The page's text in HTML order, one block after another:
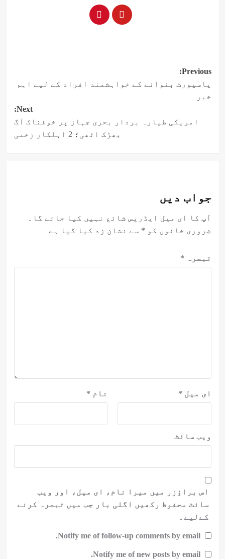
Post
navigation
Previous:
پاسپورٹ بنوانے کے خواہشمند افراد کے لیے اہم
خبر
Next:
امریکی طیارہ بردار بحری جہاز پر خوفناک آگ
بھڑک اٹھی؛ 2 اہلکار زخمی
جواب دیں
آپ کا ای میل ایڈریس شائع نہیں کیا جائے گا۔
ضروری خانوں کو * سے نشان زد کیا گیا ہے
تبصرہ *
نام * ای میل *
ویب‌ سائٹ
اس براؤزر میں میرا نام، ای میل، اور ویب
سائٹ محفوظ رکھیں اگلی بار جب میں تبصرہ کرنے
کےلیے۔
Notify me of follow-up comments by email.
Notify me of new posts by email.